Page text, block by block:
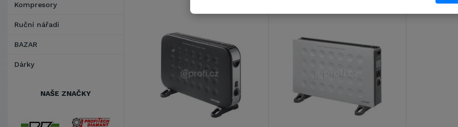
Kompresory
Ruční nářadí
BAZAR
Dárky
NAŠE ZNAČKY